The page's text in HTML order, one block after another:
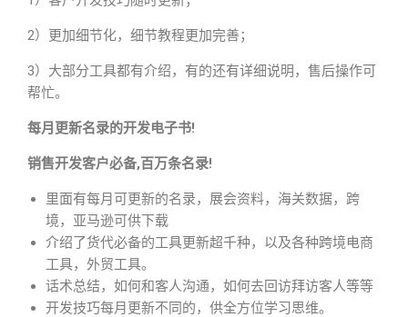
2）更加细节化，细节教程更加完善；
3）大部分工具都有介绍，有的还有详细说明，售后操作可
帮忙。
每月更新名录的开发电子书!
销售开发客户必备,百万条名录!
里面有每月可更新的名录，展会资料，海关数据，跨
境，亚马逊可供下载
介绍了货代必备的工具更新超千种，以及各种跨境电商
工具，外贸工具。
话术总结，如何和客人沟通，如何去回访拜访客人等等
开发技巧每月更新不同的，供全方位学习思维。